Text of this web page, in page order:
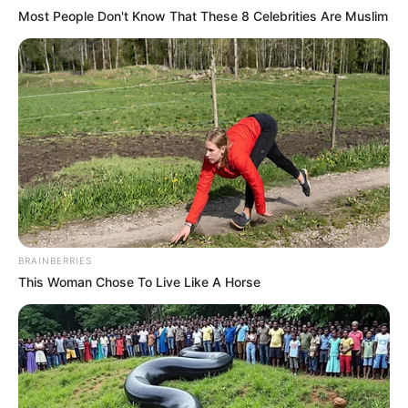
Ver también:Bogotá y Cundinamarca tendrán nuevo
transporte: conectará con TransMilenio y no es el Metro
Most People Don't Know That These 8 Celebrities Are Muslim
BRAINBERRIES
This Woman Chose To Live Like A Horse